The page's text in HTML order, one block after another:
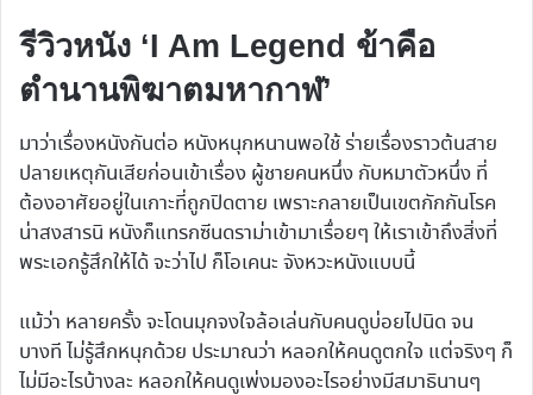
รีวิวหนัง ‘I Am Legend ข้าคือ
ตำนานพิฆาตมหากาฬ’
มาว่าเรื่องหนังกันต่อ หนังหนุกหนานพอใช้ ร่ายเรื่องราวต้นสาย
ปลายเหตุกันเสียก่อนเข้าเรื่อง ผู้ชายคนหนึ่ง กับหมาตัวหนึ่ง ที่
ต้องอาศัยอยู่ในเกาะที่ถูกปิดตาย เพราะกลายเป็นเขตกักกันโรค
น่าสงสารนิ หนังก็แทรกซีนดราม่าเข้ามาเรื่อยๆ ให้เราเข้าถึงสิ่งที่
พระเอกรู้สึกให้ได้ จะว่าไป ก็โอเคนะ จังหวะหนังแบบนี้
แม้ว่า หลายครั้ง จะโดนมุกจงใจล้อเล่นกับคนดูบ่อยไปนิด จน
บางที ไม่รู้สึกหนุกด้วย ประมาณว่า หลอกให้คนดูตกใจ แต่จริงๆ ก็
ไม่มีอะไรบ้างละ หลอกให้คนดูเพ่งมองอะไรอย่างมีสมาธินานๆ